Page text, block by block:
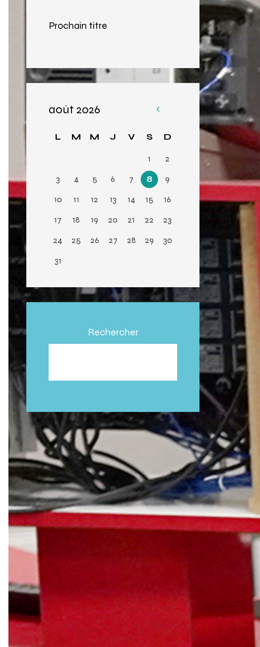
Prochain titre
août 2026
L M M J V S D
1
2
3
4 5 6 7 8
9
10
11 12 13 14 15
16
17
18 19 20 21 22
23
24
25 26 27 28 29
30
31
«
Rechercher